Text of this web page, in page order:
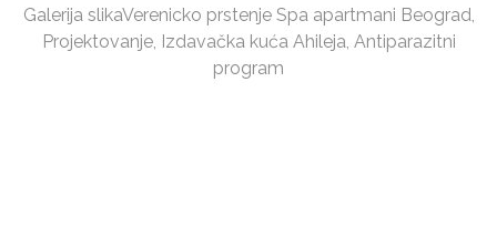
Galerija slikaVerenicko prstenje Spa apartmani Beograd
Projektovanje, Izdavačka kuća Ahileja Antiparazitni
program